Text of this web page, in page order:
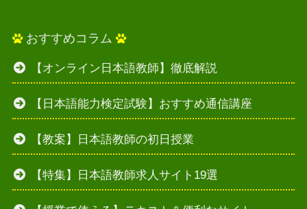
おすすめコラム
【オンライン日本語教師】徹底解説
【日本語能力検定試験】おすすめ通信講座
【教案】日本語教師の初日授業
【特集】日本語教師求人サイト19選